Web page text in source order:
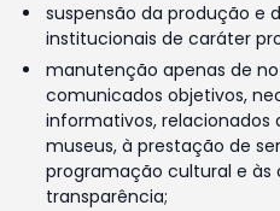
suspensão da produção e
institucionais de caráter
manutenção apenas de
comunicados objetivos,
informativos,
museus, à prestação de
programação cultural e às
transparência;